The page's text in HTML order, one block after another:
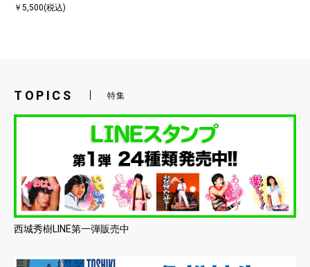
￥5,500(税込)
TOPICS 特集
西城秀樹LINE第一弾販売中